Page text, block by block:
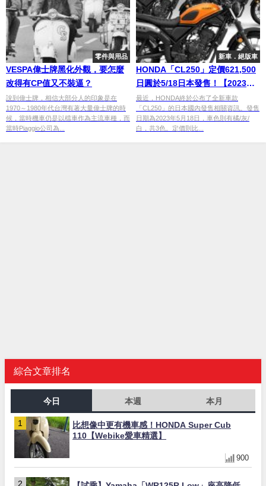
零件與用品
VESPA偉士牌黑化外觀，要怎麼
改得有CP值又不裝逼？
說到偉士牌，相信大部分人的印象是在
1970～1980年代台灣有著大量偉士牌的時
候，當時機車仍是以檔車作為主流車種，而
當時Piaggio公司為...
新車．絕版車
HONDA「CL250」定價621,500
日圓於5/18日本發售！【2023
Webike 摩托車展】
最近，HONDA終於公布了全新車款
「CL250」的日本國內發售相關資訊。發售
日期為2023年5月18日，車色則有橘/灰/
白，共3色。定價則比...
綜合文章排名
今日 本週 本月
比想像中更有機車感！HONDA Super Cub
110【Webike愛車精選】
900